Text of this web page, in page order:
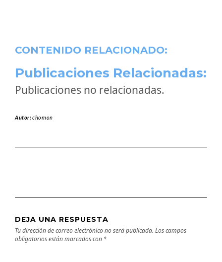
CONTENIDO RELACIONADO:
Publicaciones Relacionadas:
Publicaciones no relacionadas.
Autor:chomon
DEJA UNA RESPUESTA
Tu dirección de correo electrónico no será publicada. Los campos
obligatorios están marcados con *